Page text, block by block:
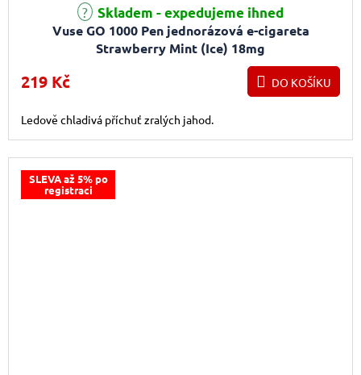
Vuse GO 1000 Pen jednorázová e-cigareta
Strawberry Mint (Ice) 18mg
Skladem - expedujeme ihned
219 Kč DO KOŠÍKU
Ledově chladivá příchuť zralých jahod.
SLEVA až 5% po
registraci